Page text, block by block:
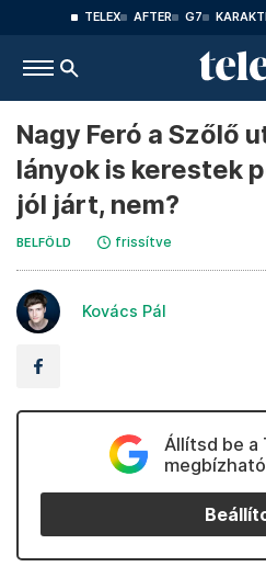
TELEX AFTER G7
Nagy Feró a Szőlő
lányok is kerestek
jól járt, nem?
BELFÖLD frissítve
Kovács Pál
Állítsd be a